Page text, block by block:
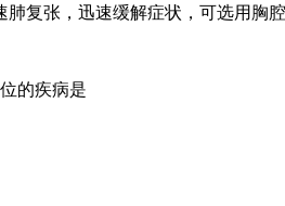
复张，迅速缓解症状，可选用胸腔
的疾病是